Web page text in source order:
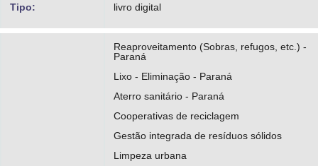
Tipo: livro digital
Reaproveitamento (Sobras, refugos, etc.) -
Paraná
Lixo - Eliminação - Paraná
Aterro sanitário - Paraná
Cooperativas de reciclagem
Gestão integrada de resíduos sólidos
Limpeza urbana